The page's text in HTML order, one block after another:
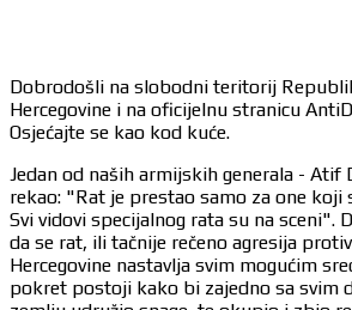
Dobrodošli na slobodni teritorij
Hercegovine i na oficijelnu stranicu
Osjećajte se kao kod kuće.
Jedan od naših armijskih generala - Atif
rekao: "Rat je prestao samo za one koji
Svi vidovi specijalnog rata su na sceni".
da se rat, ili tačnije rečeno agresija
Hercegovine nastavlja svim mogućim
pokret postoji kako bi zajedno sa svim